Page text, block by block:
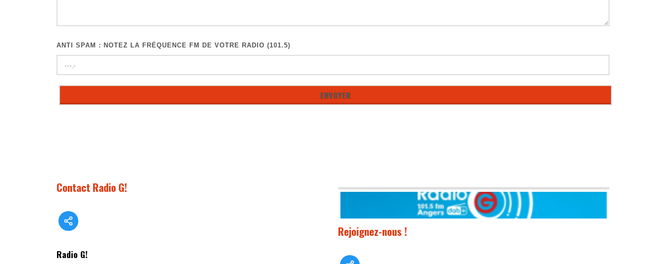
ANTI SPAM : NOTEZ LA FRÉQUENCE FM DE VOTRE RADIO (101.5)
Contact Radio G!
Radio G!
Rejoignez-nous !